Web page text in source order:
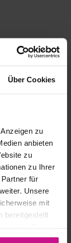
Über Cookies
zu
anbieten
zu
zu Ihrer
für
Unsere
mit
bereitgestellt